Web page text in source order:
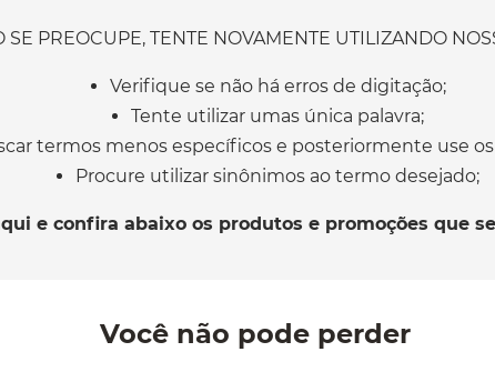
SE PREOCUPE, TENTE NOVAMENTE UTILIZANDO
Verifique se não há erros de digitação;
Tente utilizar umas única palavra;
termos menos específicos e posteriormente use
Procure utilizar sinônimos ao termo desejado;
e confira abaixo os produtos e promoções que
Você não pode perder